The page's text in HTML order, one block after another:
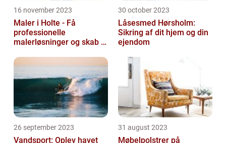
16 november 2023
Maler i Holte - Få
professionelle
malerløsninger og skab et
30 october 2023
Låsesmed Hørsholm:
Sikring af dit hjem og din
ejendom
26 september 2023
Vandsport: Oplev havet
31 august 2023
Møbelpolstrer på